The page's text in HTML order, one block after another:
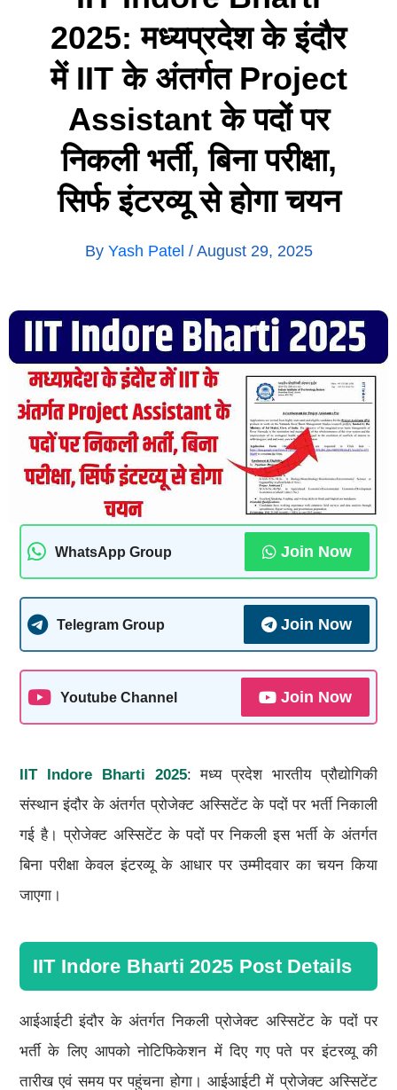
2025: मध्यप्रदेश के इंदौर
में IIT के अंतर्गत Project
Assistant के पदों पर
निकली भर्ती, बिना परीक्षा,
सिर्फ इंटरव्यू से होगा चयन
By Yash Patel / August 29, 2025
WhatsApp Group Join Now
Telegram Group Join Now
Youtube Channel Join Now
IIT Indore Bharti 2025: मध्य प्रदेश भारतीय प्रौद्योगिकी
संस्थान इंदौर के अंतर्गत प्रोजेक्ट अस्सिटेंट के पदों पर भर्ती निकाली
गई है। प्रोजेक्ट अस्सिटेंट के पदों पर निकली इस भर्ती के अंतर्गत
बिना परीक्षा केवल इंटरव्यू के आधार पर उम्मीदवार का चयन किया
जाएगा।
IIT Indore Bharti 2025 Post Details
आईआईटी इंदौर के अंतर्गत निकली प्रोजेक्ट अस्सिटेंट के पदों पर
भर्ती के लिए आपको नोटिफिकेशन में दिए गए पते पर इंटरव्यू की
तारीख एवं समय पर पहुंचना होगा। आईआईटी में प्रोजेक्ट अस्सिटेंट